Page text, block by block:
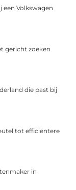
Volkswagen
gericht zoeken
die past bij
tot efficiëntere
in